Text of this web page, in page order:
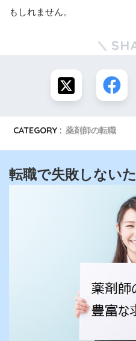
もしれません。
CATEGORY : 薬剤師の転職
転職で失敗しない